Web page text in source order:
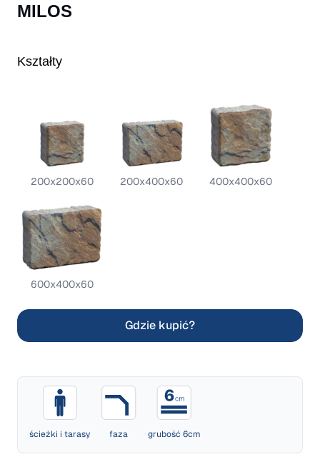
MILOS
Kształty
200x200x60 200x400x60 400x400x60
600x400x60
Gdzie kupić?
ścieżki i tarasy faza grubość 6cm